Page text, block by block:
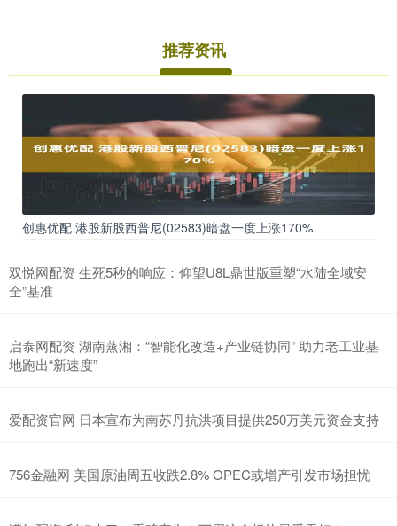
推荐资讯
创惠优配 港股新股西普尼(02583)暗盘一度上涨170%
双悦网配资 生死5秒的响应：仰望U8L鼎世版重塑“水陆全域安
全”基准
启泰网配资 湖南蒸湘：“智能化改造+产业链协同” 助力老工业基
地跑出“新速度”
爱配资官网 日本宣布为南苏丹抗洪项目提供250万美元资金支持
756金融网 美国原油周五收跌2.8% OPEC或增产引发市场担忧